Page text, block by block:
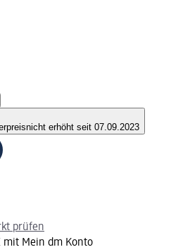
nicht erhöht seit 07.09.2023
prüfen
mit Mein dm Konto